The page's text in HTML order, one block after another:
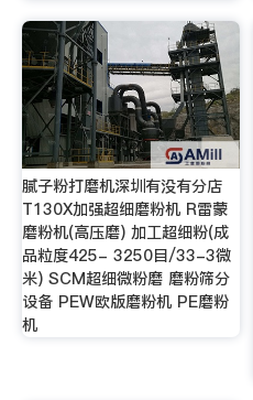
腻子粉打磨机深圳有没有分店
T130X加强超细磨粉机 R雷蒙
磨粉机(高压磨) 加工超细粉(成
品粒度425- 3250目/33-3微
米) SCM超细微粉磨 磨粉筛分
设备 PEW欧版磨粉机 PE磨粉
机